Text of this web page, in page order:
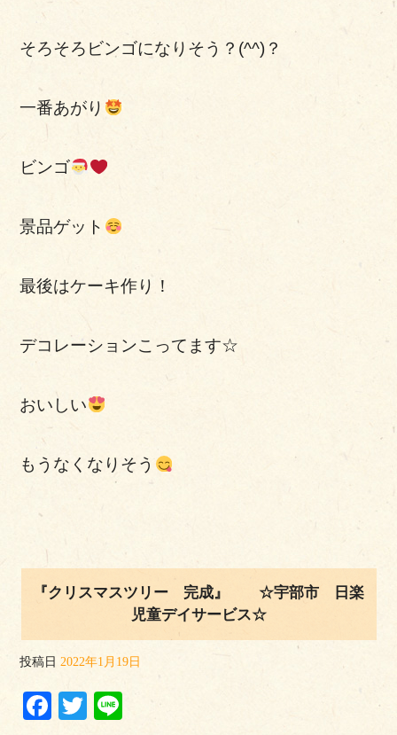
そろそろビンゴになりそう？(^^)？
一番あがり
ビンゴ
景品ゲット
最後はケーキ作り！
デコレーションこってます☆
おいしい
もうなくなりそう
『クリスマスツリー 完成』 ☆宇部市 日楽
児童デイサービス☆
投稿日 2022年1月19日
Facebook
Twitter